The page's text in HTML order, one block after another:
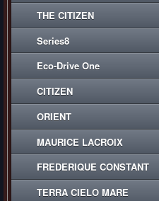
THE CITIZEN
Series8
Eco-Drive One
CITIZEN
ORIENT
MAURICE LACROIX
FREDERIQUE CONSTANT
TERRA CIELO MARE